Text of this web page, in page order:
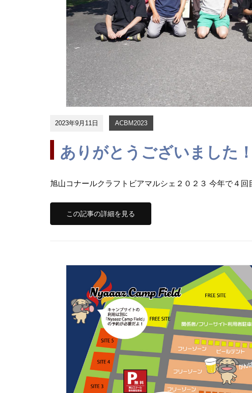
2023年9月11日 ACBM2023
ありがとうございました
旭山コナールクラフトビアマルシェ２０２３ 今年で４
この記事の詳細を見る